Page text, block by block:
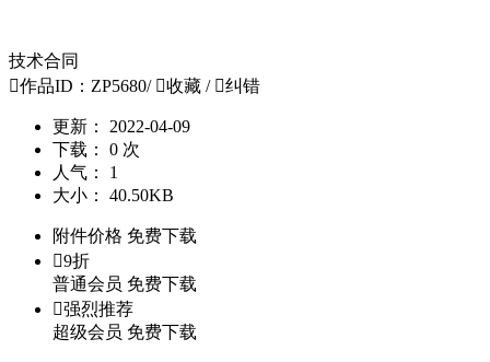
技术合同
作品ID：ZP5680/ 收藏 / 纠错
更新：
2022-04-09
下载：
0 次
人气：
1
大小：
40.50KB
附件价格 免费下载
9折
普通会员 免费下载
强烈推荐
超级会员 免费下载